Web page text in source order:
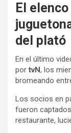
El
del plató
En el último
portvN, los
bromeando
Los socios en
fueron
restaurante,